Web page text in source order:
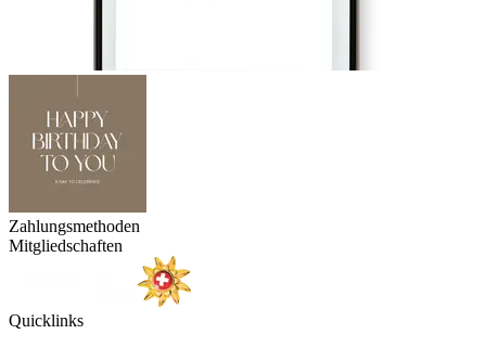
Zahlungsmethoden
Mitgliedschaften
Quicklinks